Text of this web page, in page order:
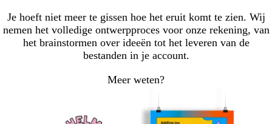
Je hoeft niet meer te gissen hoe het eruit komt te zien. Wij
nemen het volledige ontwerpproces voor onze rekening, van
het brainstormen over ideeën tot het leveren van de
bestanden in je account.
Meer weten?